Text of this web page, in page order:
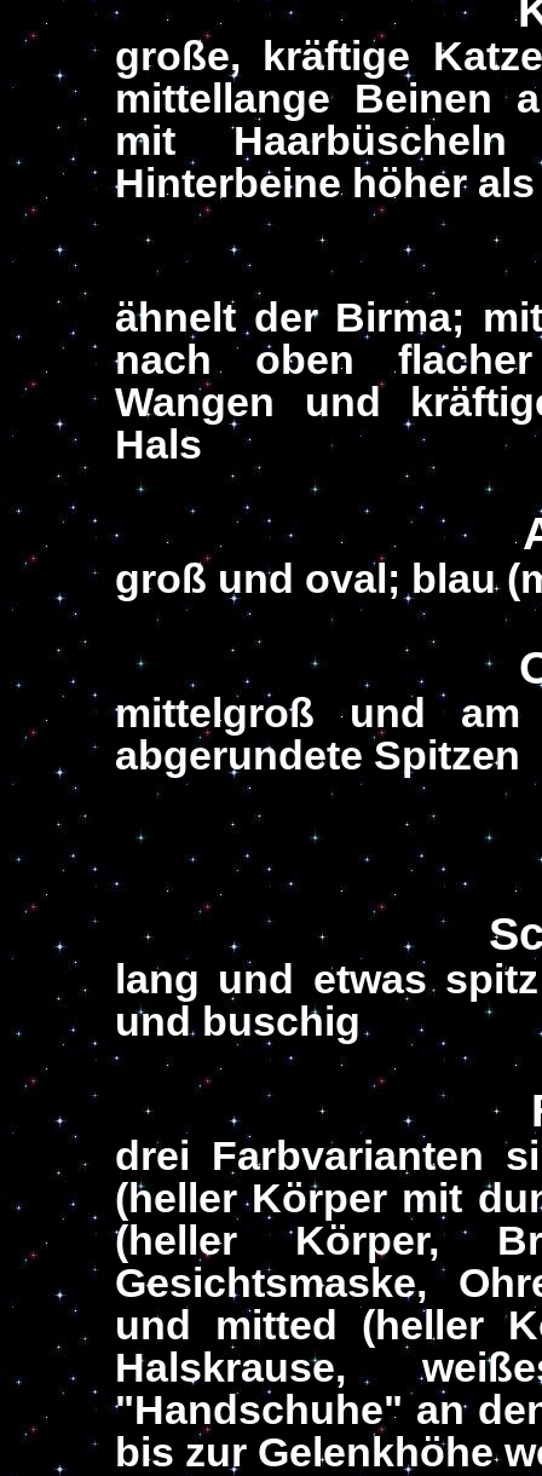
große, kräftige
mittellange Beinen
mit
Hinterbeine höher
ähnelt der Birma;
nach oben
Wangen und
Hals
groß und oval; blau
mittelgroß und
abgerundete Spitzen
lang und etwas
und buschig
drei Farbvarianten
(heller Körper mit
(heller Körper,
Gesichtsmaske,
und mitted (heller
Halskrause,
"Handschuhe" an
bis zur Gelenkhöhe